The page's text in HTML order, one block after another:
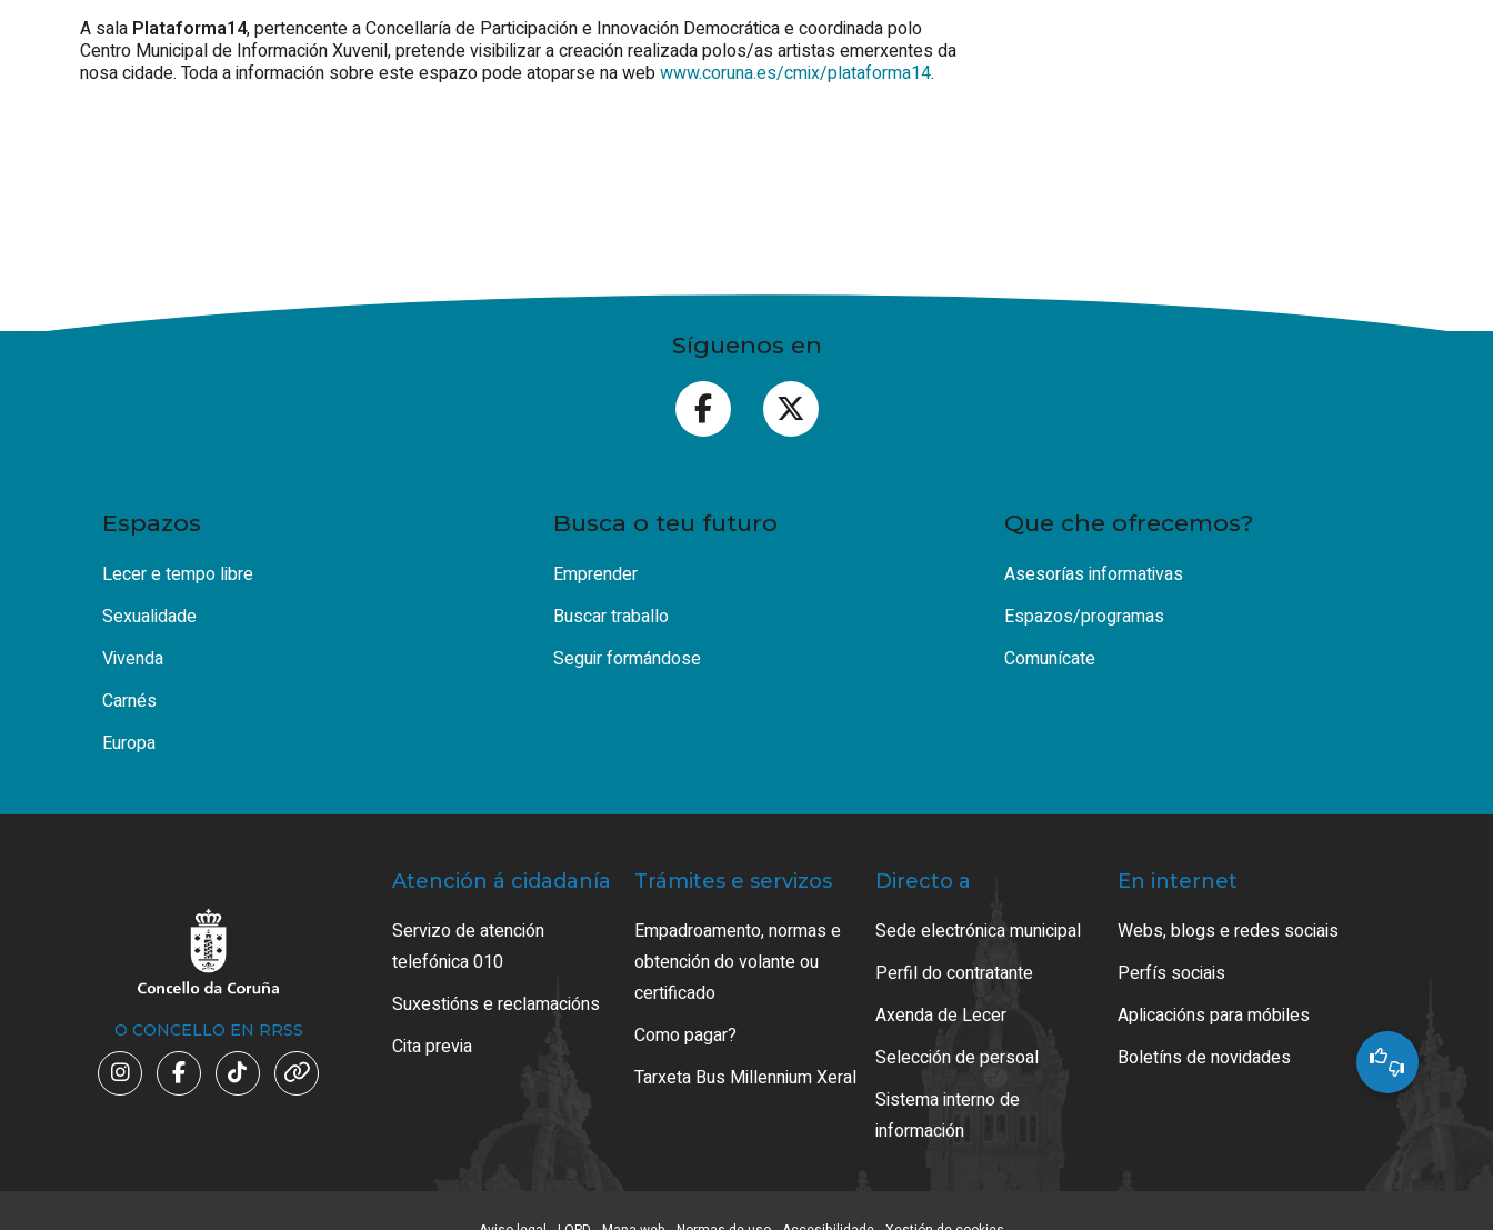
A sala Plataforma14, pertencente a Concellaría de Participación e Innovación Democrática e coordinada polo
Centro Municipal de Información Xuvenil, pretende visibilizar a creación realizada polos/as artistas emerxentes da
nosa cidade. Toda a información sobre este espazo pode atoparse na webwww.coruna.es/cmix/plataforma14.
Síguenos en
Espazos
Lecer e tempo libre
Sexualidade
Vivenda
Carnés
Europa
Busca o teu futuro
Emprender
Buscar traballo
Seguir formándose
Que che ofrecemos?
Asesorías informativas
Espazos/programas
Comunícate
O CONCELLO EN RRSS
Atención á cidadanía
Servizo de atención
telefónica 010
Suxestións e reclamacións
Cita previa
Trámites e servizos
Empadroamento, normas e
obtención do volante ou
certificado
Como pagar?
Tarxeta Bus Millennium Xeral
Directo a
Sede electrónica municipal
Perfil do contratante
Axenda de Lecer
Selección de persoal
Sistema interno de
información
En internet
Webs, blogs e redes sociais
Perfís sociais
Aplicacións para móbiles
Boletíns de novidades